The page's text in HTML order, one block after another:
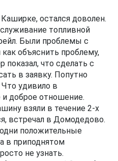
остался доволен.
топливной
Были проблемы с
объяснить проблему,
показал, что сделать с
в заявку. Попутно
удивило в
и доброе отношение.
взяли в течение 2-х
встречал в Домодедово.
положительные
в приподнятом
не узнать.